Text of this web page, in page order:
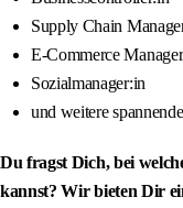
Supply Chain
E-Commerce
Sozialmanager:in
und weitere
Du fragst Dich, bei
kannst? Wir bieten Dir